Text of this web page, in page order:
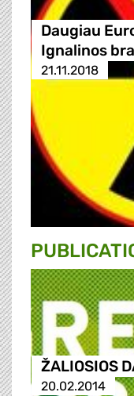
Daugiau
Ignalinos
21.11.2018
ŽALIOSIOS
20.02.2014